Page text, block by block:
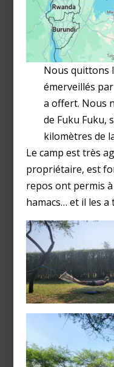
Nous quittons
émerveillés
a offert. Nous
de Fuku Fuku,
kilomètres de
Le camp est très
propriétaire, est
repos ont permis
hamacs… et il les